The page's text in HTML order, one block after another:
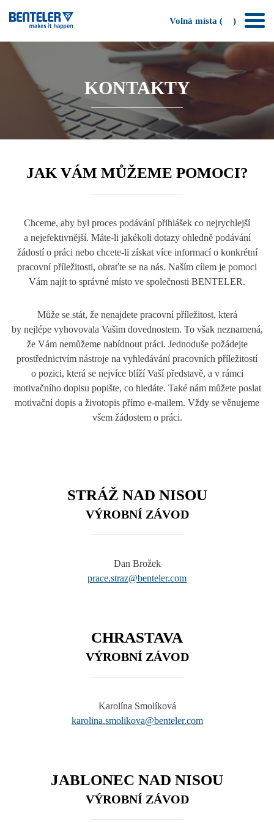
Volná místa ( )
KONTAKTY
JAK VÁM MŮŽEME POMOCI?
Chceme, aby byl proces podávání přihlášek co nejrychlejší
a nejefektivnější. Máte-li jakékoli dotazy ohledně podávání
žádostí o práci nebo chcete-li získat více informací o konkrétní
pracovní příležitosti, obraťte se na nás. Naším cílem je pomoci
Vám najít to správné místo ve společnosti BENTELER.
Může se stát, že nenajdete pracovní příležitost, která
by nejlépe vyhovovala Vašim dovednostem. To však neznamená,
že Vám nemůžeme nabídnout práci. Jednoduše požádejte
prostřednictvím nástroje na vyhledávání pracovních příležitostí
o pozici, která se nejvíce blíží Vaší představě, a v rámci
motivačního dopisu popište, co hledáte. Také nám můžete poslat
motivační dopis a životopis přímo e-mailem. Vždy se věnujeme
všem žádostem o práci.
STRÁŽ NAD NISOU
VÝROBNÍ ZÁVOD
Dan Brožek
prace.straz@benteler.com
CHRASTAVA
VÝROBNÍ ZÁVOD
Karolína Smolíková
karolina.smolikova@benteler.com
JABLONEC NAD NISOU
VÝROBNÍ ZÁVOD